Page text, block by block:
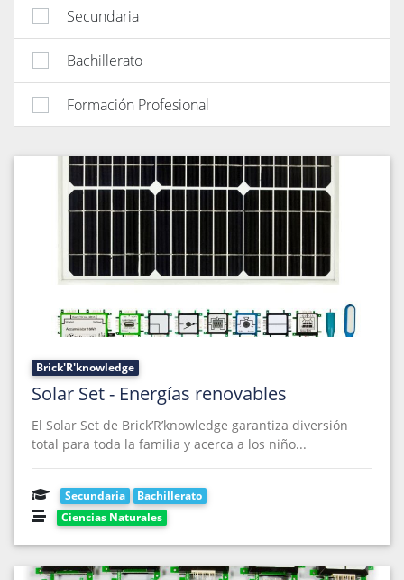
Secundaria
Bachillerato
Formación Profesional
Brick'R'knowledge
Solar Set - Energías renovables
El Solar Set de Brick’R’knowledge garantiza diversión
total para toda la familia y acerca a los niño...
Secundaria
Bachillerato
Ciencias Naturales